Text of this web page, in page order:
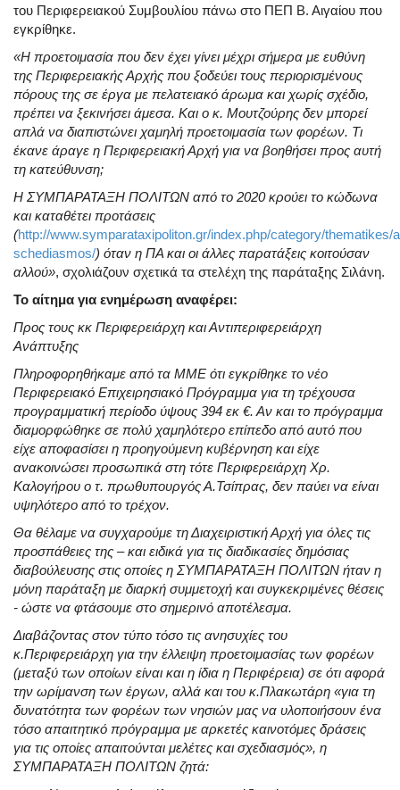
του Περιφερειακού Συμβουλίου πάνω στο ΠΕΠ Β. Αιγαίου που
εγκρίθηκε.
«Η προετοιμασία που δεν έχει γίνει μέχρι σήμερα με ευθύνη
της Περιφερειακής Αρχής που ξοδεύει τους περιορισμένους
πόρους της σε έργα με πελατειακό άρωμα και χωρίς σχέδιο,
πρέπει να ξεκινήσει άμεσα. Και ο κ. Μουτζούρης δεν μπορεί
απλά να διαπιστώνει χαμηλή προετοιμασία των φορέων. Τι
έκανε άραγε η Περιφερειακή Αρχή για να βοηθήσει προς αυτή
τη κατεύθυνση;
H ΣΥΜΠΑΡΑΤΑΞΗ ΠΟΛΙΤΩΝ από το 2020 κρούει το κώδωνα
και καταθέτει προτάσεις
(http://www.symparataxipoliton.gr/index.php/category/thematikes/
schediasmos/) όταν η ΠΑ και οι άλλες παρατάξεις κοιτούσαν
αλλού», σχολιάζουν σχετικά τα στελέχη της παράταξης Σιλάνη.
Το αίτημα για ενημέρωση αναφέρει:
Προς τους κκ Περιφερειάρχη και Αντιπεριφερειάρχη
Ανάπτυξης
Πληροφορηθήκαμε από τα ΜΜΕ ότι εγκρίθηκε το νέο
Περιφερειακό Επιχειρησιακό Πρόγραμμα για τη τρέχουσα
προγραμματική περίοδο ύψους 394 εκ €. Αν και το πρόγραμμα
διαμορφώθηκε σε πολύ χαμηλότερο επίπεδο από αυτό που
είχε αποφασίσει η προηγούμενη κυβέρνηση και είχε
ανακοινώσει προσωπικά στη τότε Περιφερειάρχη Χρ.
Καλογήρου ο τ. πρωθυπουργός Α.Τσίπρας, δεν παύει να είναι
υψηλότερο από το τρέχον.
Θα θέλαμε να συγχαρούμε τη Διαχειριστική Αρχή για όλες τις
προσπάθειες της – και ειδικά για τις διαδικασίες δημόσιας
διαβούλευσης στις οποίες η ΣΥΜΠΑΡΑΤΑΞΗ ΠΟΛΙΤΩΝ ήταν η
μόνη παράταξη με διαρκή συμμετοχή και συγκεκριμένες θέσεις
- ώστε να φτάσουμε στο σημερινό αποτέλεσμα.
Διαβάζοντας στον τύπο τόσο τις ανησυχίες του
κ.Περιφερειάρχη για την έλλειψη προετοιμασίας των φορέων
(μεταξύ των οποίων είναι και η ίδια η Περιφέρεια) σε ότι αφορά
την ωρίμανση των έργων, αλλά και του κ.Πλακωτάρη «για τη
δυνατότητα των φορέων των νησιών μας να υλοποιήσουν ένα
τόσο απαιτητικό πρόγραμμα με αρκετές καινοτόμες δράσεις
για τις οποίες απαιτούνται μελέτες και σχεδιασμός», η
ΣΥΜΠΑΡΑΤΑΞΗ ΠΟΛΙΤΩΝ ζητά: